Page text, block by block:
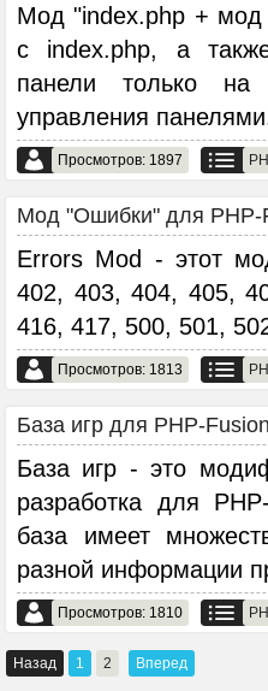
Мод "index.php + мод
c index.php, а
панели только
управления
Просмотров: 1897
Мод "Ошибки" для PHP-
Errors Mod - этот
402, 403, 404, 405,
416, 417, 500, 501,
Просмотров: 1813
База игр для PHP-
База игр - это
разработка для
база имеет
разной информации
Просмотров: 1810
Назад 1 2 Вперед